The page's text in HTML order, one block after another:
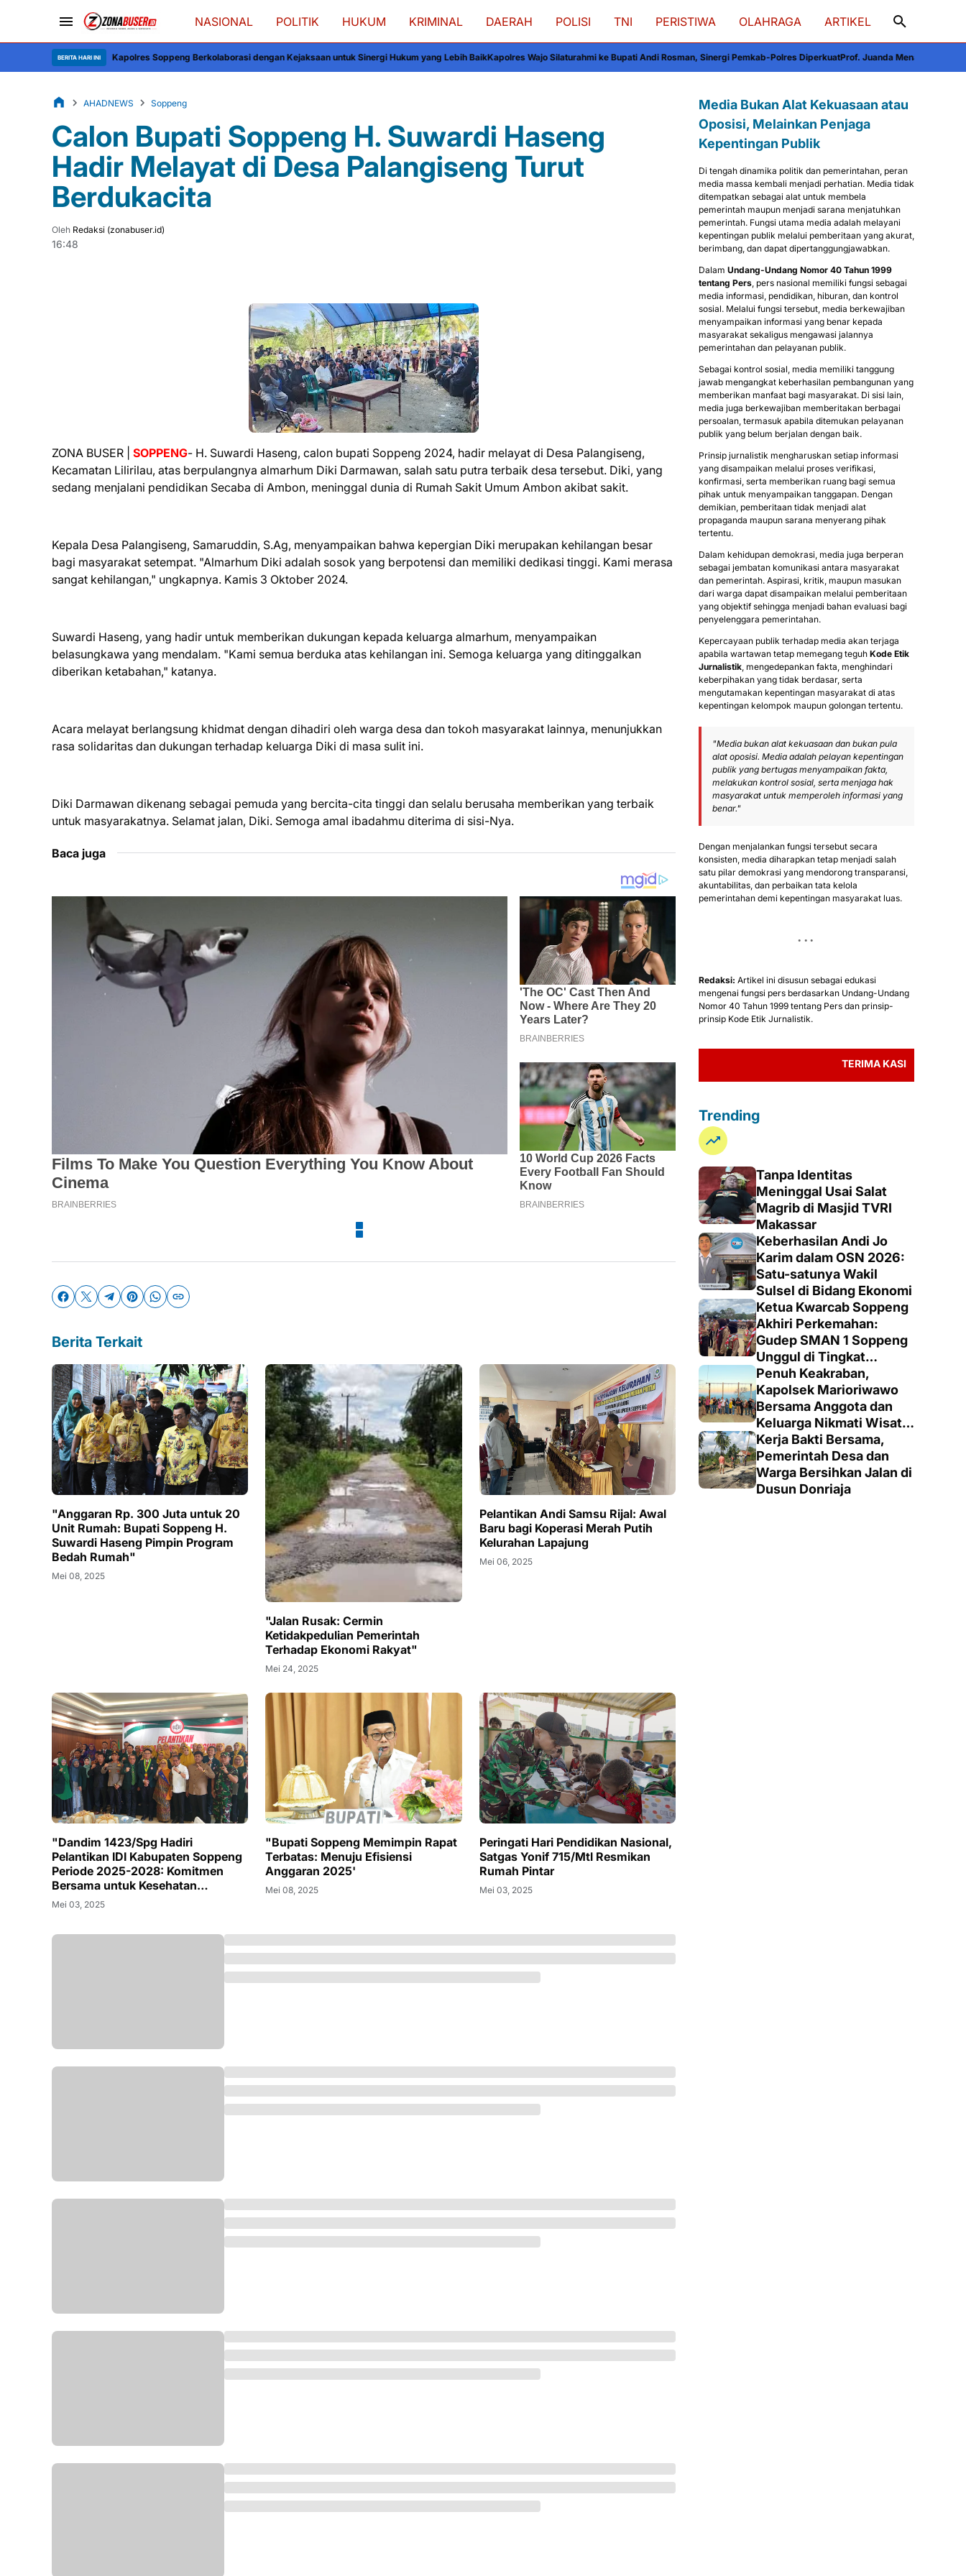
NASIONAL POLITIK HUKUM KRIMINAL DAERAH POLISI TNI PERISTIWA OLAHRAGA ARTIKEL
BERITA HARI INI
Kapolres Soppeng Berkolaborasi dengan Kejaksaan untuk Sinergi Hukum yang Lebih BaikKapolres Wajo Silaturahmi ke Bupati Andi Rosman, Sinergi Pemkab-Polres DiperkuatProf. Juanda Menanggapi Isu Penggantian
AHADNEWS Soppeng
Calon Bupati Soppeng H. Suwardi Haseng
Hadir Melayat di Desa Palangiseng Turut
Berdukacita
Oleh Redaksi (zonabuser.id)
16:48
ZONA BUSER | SOPPENG- H. Suwardi Haseng, calon bupati Soppeng 2024, hadir melayat di Desa Palangiseng,
Kecamatan Lilirilau, atas berpulangnya almarhum Diki Darmawan, salah satu putra terbaik desa tersebut. Diki, yang
sedang menjalani pendidikan Secaba di Ambon, meninggal dunia di Rumah Sakit Umum Ambon akibat sakit.
Kepala Desa Palangiseng, Samaruddin, S.Ag, menyampaikan bahwa kepergian Diki merupakan kehilangan besar
bagi masyarakat setempat. "Almarhum Diki adalah sosok yang berpotensi dan memiliki dedikasi tinggi. Kami merasa
sangat kehilangan," ungkapnya. Kamis 3 Oktober 2024.
Suwardi Haseng, yang hadir untuk memberikan dukungan kepada keluarga almarhum, menyampaikan
belasungkawa yang mendalam. "Kami semua berduka atas kehilangan ini. Semoga keluarga yang ditinggalkan
diberikan ketabahan," katanya.
Acara melayat berlangsung khidmat dengan dihadiri oleh warga desa dan tokoh masyarakat lainnya, menunjukkan
rasa solidaritas dan dukungan terhadap keluarga Diki di masa sulit ini.
Diki Darmawan dikenang sebagai pemuda yang bercita-cita tinggi dan selalu berusaha memberikan yang terbaik
untuk masyarakatnya. Selamat jalan, Diki. Semoga amal ibadahmu diterima di sisi-Nya.
Baca juga
Berita Terkait
"Anggaran Rp. 300 Juta untuk 20
Unit Rumah: Bupati Soppeng H.
Suwardi Haseng Pimpin Program
Bedah Rumah"
Mei 08, 2025
"Jalan Rusak: Cermin
Ketidakpedulian Pemerintah
Terhadap Ekonomi Rakyat"
Mei 24, 2025
Pelantikan Andi Samsu Rijal: Awal
Baru bagi Koperasi Merah Putih
Kelurahan Lapajung
Mei 06, 2025
"Dandim 1423/Spg Hadiri
Pelantikan IDI Kabupaten Soppeng
Periode 2025-2028: Komitmen
Bersama untuk Kesehatan
Masyarakat"
Mei 03, 2025
"Bupati Soppeng Memimpin Rapat
Terbatas: Menuju Efisiensi
Anggaran 2025'
Mei 08, 2025
Peringati Hari Pendidikan Nasional,
Satgas Yonif 715/Mtl Resmikan
Rumah Pintar
Mei 03, 2025
Media Bukan Alat Kekuasaan atau
Oposisi, Melainkan Penjaga
Kepentingan Publik
Di tengah dinamika politik dan pemerintahan, peran
media massa kembali menjadi perhatian. Media tidak
ditempatkan sebagai alat untuk membela
pemerintah maupun menjadi sarana menjatuhkan
pemerintah. Fungsi utama media adalah melayani
kepentingan publik melalui pemberitaan yang akurat,
berimbang, dan dapat dipertanggungjawabkan.
Dalam Undang-Undang Nomor 40 Tahun 1999
tentang Pers, pers nasional memiliki fungsi sebagai
media informasi, pendidikan, hiburan, dan kontrol
sosial. Melalui fungsi tersebut, media berkewajiban
menyampaikan informasi yang benar kepada
masyarakat sekaligus mengawasi jalannya
pemerintahan dan pelayanan publik.
Sebagai kontrol sosial, media memiliki tanggung
jawab mengangkat keberhasilan pembangunan yang
memberikan manfaat bagi masyarakat. Di sisi lain,
media juga berkewajiban memberitakan berbagai
persoalan, termasuk apabila ditemukan pelayanan
publik yang belum berjalan dengan baik.
Prinsip jurnalistik mengharuskan setiap informasi
yang disampaikan melalui proses verifikasi,
konfirmasi, serta memberikan ruang bagi semua
pihak untuk menyampaikan tanggapan. Dengan
demikian, pemberitaan tidak menjadi alat
propaganda maupun sarana menyerang pihak
tertentu.
Dalam kehidupan demokrasi, media juga berperan
sebagai jembatan komunikasi antara masyarakat
dan pemerintah. Aspirasi, kritik, maupun masukan
dari warga dapat disampaikan melalui pemberitaan
yang objektif sehingga menjadi bahan evaluasi bagi
penyelenggara pemerintahan.
Kepercayaan publik terhadap media akan terjaga
apabila wartawan tetap memegang teguh Kode Etik
Jurnalistik, mengedepankan fakta, menghindari
keberpihakan yang tidak berdasar, serta
mengutamakan kepentingan masyarakat di atas
kepentingan kelompok maupun golongan tertentu.
"Media bukan alat kekuasaan dan bukan pula
alat oposisi. Media adalah pelayan kepentingan
publik yang bertugas menyampaikan fakta,
melakukan kontrol sosial, serta menjaga hak
masyarakat untuk memperoleh informasi yang
benar."
Dengan menjalankan fungsi tersebut secara
konsisten, media diharapkan tetap menjadi salah
satu pilar demokrasi yang mendorong transparansi,
akuntabilitas, dan perbaikan tata kelola
pemerintahan demi kepentingan masyarakat luas.
Redaksi: Artikel ini disusun sebagai edukasi
mengenai fungsi pers berdasarkan Undang-Undang
Nomor 40 Tahun 1999 tentang Pers dan prinsip-
prinsip Kode Etik Jurnalistik.
TERIMA KASIH TELAH MEMBACA
Trending
Tanpa Identitas
Meninggal Usai Salat
Magrib di Masjid TVRI
Makassar
Keberhasilan Andi Jo
Karim dalam OSN 2026:
Satu-satunya Wakil
Sulsel di Bidang Ekonomi
Ketua Kwarcab Soppeng
Akhiri Perkemahan:
Gudep SMAN 1 Soppeng
Unggul di Tingkat
Penegak
Penuh Keakraban,
Kapolsek Marioriwawo
Bersama Anggota dan
Keluarga Nikmati Wisata
Alam
Kerja Bakti Bersama,
Pemerintah Desa dan
Warga Bersihkan Jalan di
Dusun Donriaja